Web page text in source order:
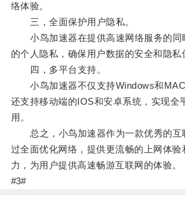
络体验。
三，全面保护用户隐私。
小鸟加速器在提供高速网络服务的同
的个人隐私，确保用户数据的安全和隐私
四，多平台支持。
小鸟加速器不仅支持Windows和MAC
还支持移动端的IOS和安卓系统，实现全
用。
总之，小鸟加速器作为一款优秀的互
过全面优化网络，提供更流畅的上网体验
力，为用户提供高速畅游互联网的体验。
#3#